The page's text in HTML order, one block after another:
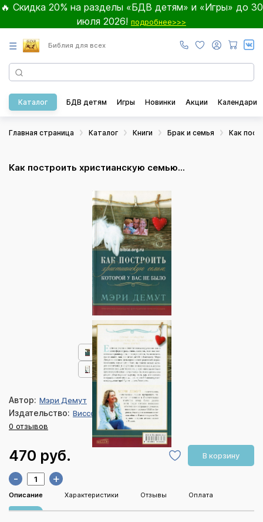
🔥 Скидка 20% на разделы «БДВ детям» и «Игры» до 30
июля 2026! подробнее>>>
☰ Библия для всех
Каталог БДВ детям Игры Новинки Акции Календари
Главная страница Каталог Книги Брак и семья Как
Как построить христианскую семью...
Автор: Мэри Демут
Издательство: Виссон
0 отзывов
470 руб. В корзину
- +
Описание Характеристики Отзывы Оплата